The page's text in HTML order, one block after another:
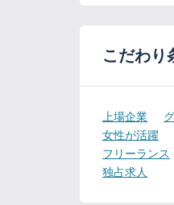
こだわり
上場企業
女性が活躍
フリーランス
独占求人